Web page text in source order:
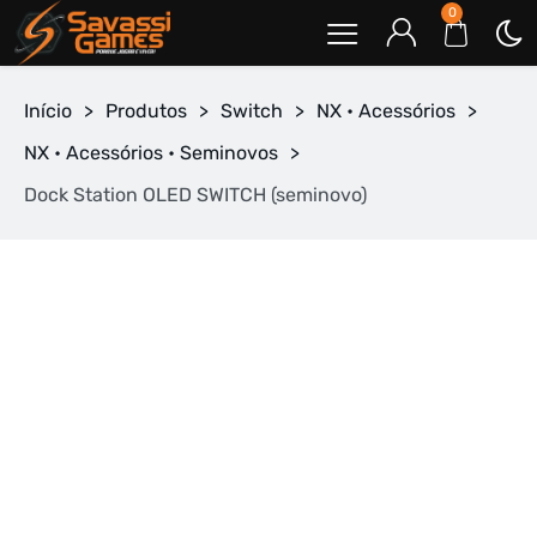
0
Início > Produtos > Switch > NX • Acessórios >
NX • Acessórios • Seminovos >
Dock Station OLED SWITCH (seminovo)